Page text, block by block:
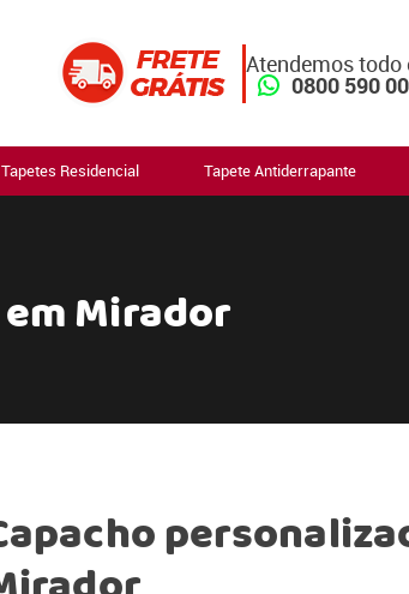
Atendemos todo
0800 590
Tapetes Residencial Tapete Antiderrapante
Mirador